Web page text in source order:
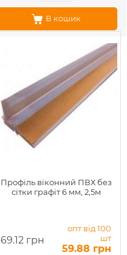
В кошик
Профіль віконний ПВХ без
сітки графіт 6 мм, 2,5м
69.12 грн
опт від 100
шт
59.88 грн